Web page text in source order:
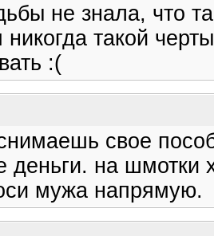
не знала, что
такой
:(
свое
деньги. на шмотки
мужа напрямую.